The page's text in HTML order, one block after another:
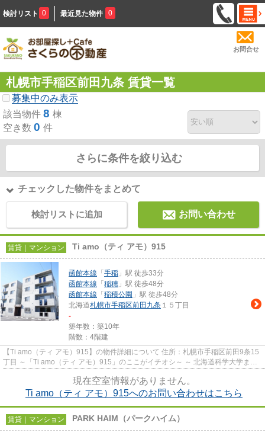
検討リスト 0 最近見た物件 0
お問合せ
札幌市手稲区前田九条 賃貸一覧
募集中のみ表示
該当物件 8 棟
空き数 0 件
さらに条件を絞り込む
チェックした物件をまとめて
検討リストに追加 お問い合わせ
賃貸｜マンション Ti amo（ティ アモ）915
函館本線 「 手稲 」駅 徒歩33分
函館本線 「 稲穂 」駅 徒歩48分
函館本線 「 稲積公園 」駅 徒歩48分
北海道札幌市手稲区前田九条 １５丁目
-
築年数：築10年
階数：4階建
【Ti amo（ティ アモ）915】の物件詳細について 住所：札幌市手稲区前田9条15
丁目 ～「Ti amo（ティ アモ）915」のここがイチオシ～ ～ 北海道科学大学まで
現在空室情報がありません。
Ti amo（ティ アモ）915へのお問い合わせはこちら
賃貸｜マンション PARK HAIM（パークハイム）